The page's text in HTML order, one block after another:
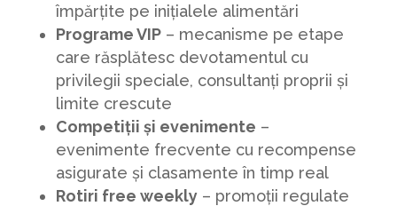
împărțite pe inițialele alimentări
Programe VIP– mecanisme pe etape
care răsplătesc devotamentul cu
privilegii speciale, consultanți proprii și
limite crescute
Competiții și evenimente –
evenimente frecvente cu recompense
asigurate și clasamente în timp real
Rotiri free weekly– promoții regulate